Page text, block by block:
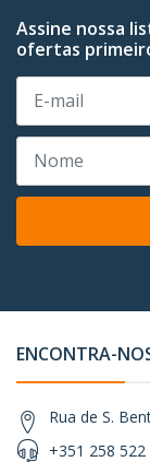
Assine nossa
ofertas
ENCONTRA-
Rua de S.
+351 258